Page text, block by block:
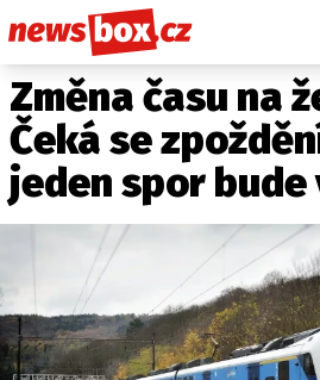
DOMÁCÍ
ZAHRANIČÍ
POČASÍ
KRIMI
EKONOMIKA
KULTURA
SPOLEČNOST
SPORT
Změna času na
Čeká se
jeden spor